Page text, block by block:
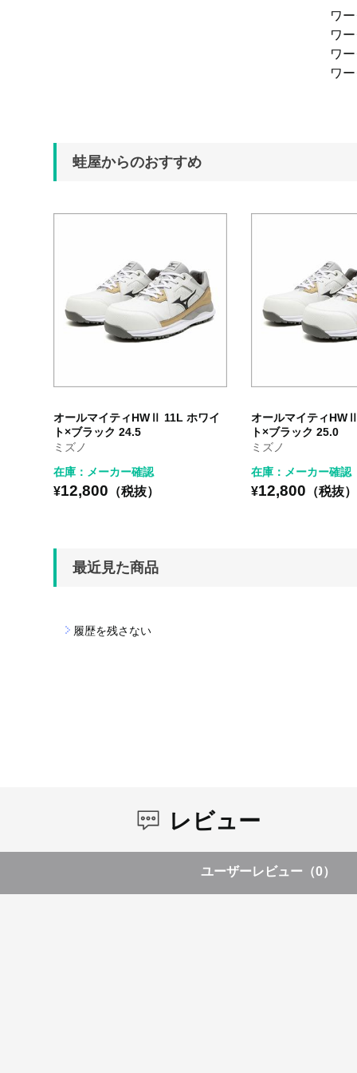
ワ
ワ
ワ
ワ
蛙屋からのおすすめ
オールマイティHWⅡ 11L ホワイ
ト×ブラック 24.5
ミズノ
在庫：メーカー確認
¥12,800 （税抜）
オールマイティ
ト×ブラック 25.0
ミズノ
在庫：メーカー確認
¥12,800 （税抜）
最近見た商品
履歴を残さない
レビュー
ユーザーレビュー （0）